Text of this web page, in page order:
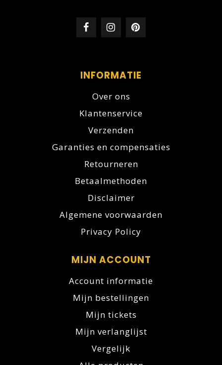
INFORMATIE
Over ons
Klantenservice
Verzenden
Garanties en compensaties
Retourneren
Betaalmethoden
Disclaimer
Algemene voorwaarden
Privacy Policy
MIJN ACCOUNT
Account informatie
Mijn bestellingen
Mijn tickets
Mijn verlanglijst
Vergelijk